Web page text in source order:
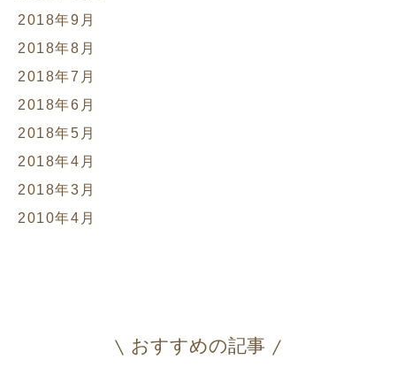
2018年9月
2018年8月
2018年7月
2018年6月
2018年5月
2018年4月
2018年3月
2010年4月
おすすめの記事